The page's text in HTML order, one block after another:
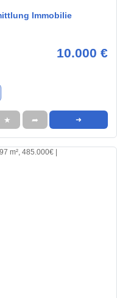
Immobilie
10.000 €
★ ➦ ➜